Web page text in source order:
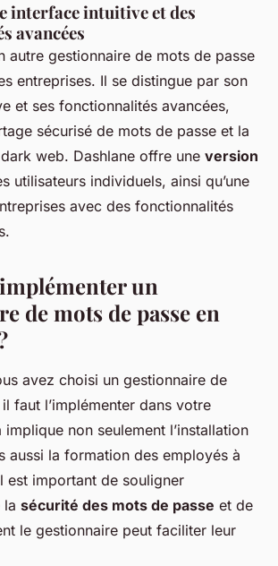
interface intuitive et des
avancées
autre gestionnaire de mots de passe
entreprises. Il se distingue par son
et ses fonctionnalités avancées,
sécurisé de mots de passe et la
web. Dashlane offre une version
utilisateurs individuels, ainsi qu’une
avec des fonctionnalités
un
de mots de passe en
avez choisi un gestionnaire de
faut l’implémenter dans votre
non seulement l’installation
aussi la formation des employés à
est important de souligner
la sécurité des mots de passe et de
le gestionnaire peut faciliter leur